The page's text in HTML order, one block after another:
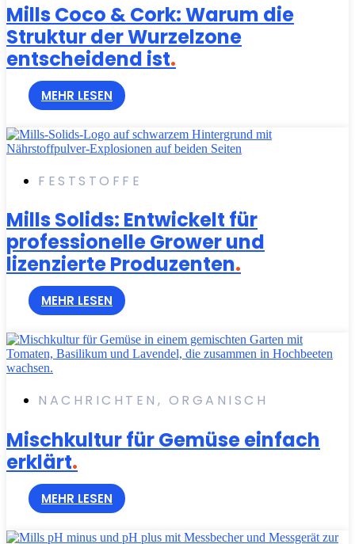
Mills Coco & Cork: Warum die
Struktur der Wurzelzone
entscheidend ist.
MEHR LESEN
FESTSTOFFE
Mills Solids: Entwickelt für
professionelle Grower und
lizenzierte Produzenten.
MEHR LESEN
NACHRICHTEN , ORGANISCH
Mischkultur für Gemüse einfach
erklärt.
MEHR LESEN